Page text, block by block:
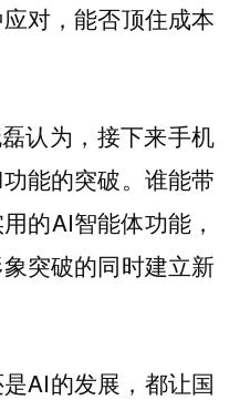
对，能否顶住成本
认为， 接下来手机
能的突破。谁能带
的AI智能体功能，
突破的同时建立新
AI的发展，都让国